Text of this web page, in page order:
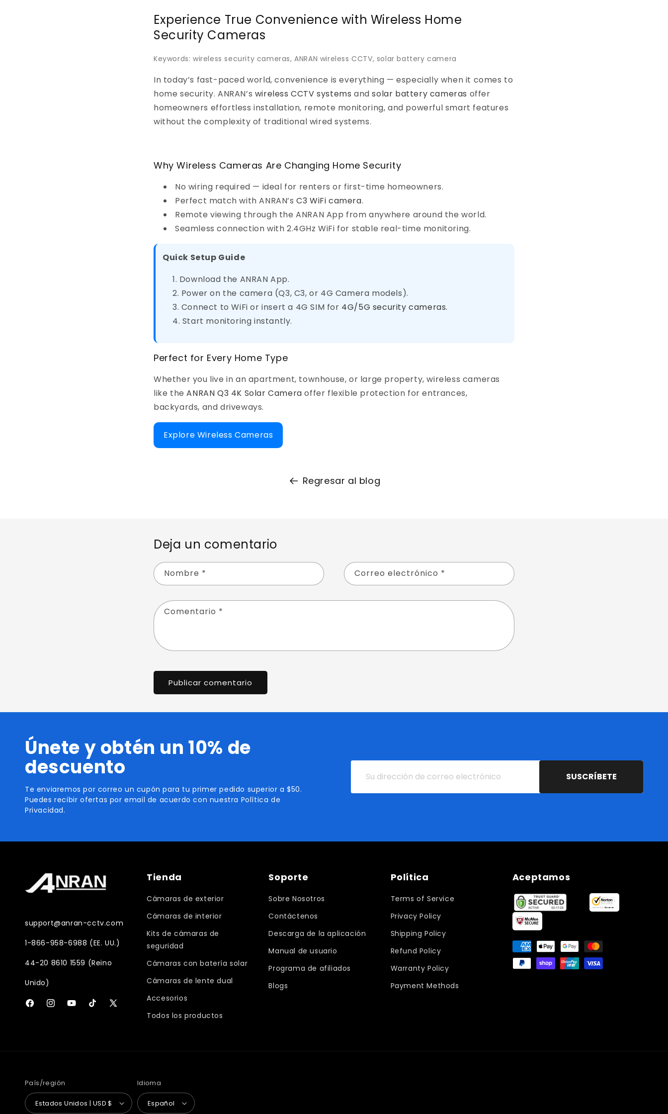
Experience True Convenience with Wireless Home
Security Cameras
Keywords: wireless security cameras, ANRAN wireless CCTV, solar battery camera
In today’s fast-paced world, convenience is everything — especially when it comes to
home security. ANRAN’s wireless CCTV systems andsolar battery cameras offer
homeowners effortless installation, remote monitoring, and powerful smart features
without the complexity of traditional wired systems.
Why Wireless Cameras Are Changing Home Security
No wiring required — ideal for renters or first-time homeowners.
Perfect match with ANRAN’sC3 WiFi camera.
Remote viewing through the ANRAN App from anywhere around the world.
Seamless connection with 2.4GHz WiFi for stable real-time monitoring.
Quick Setup Guide
Download the ANRAN App.
Power on the camera (Q3, C3, or 4G Camera models).
Connect to WiFi or insert a 4G SIM for 4G/5G security cameras.
Start monitoring instantly.
Perfect for Every Home Type
Whether you live in an apartment, townhouse, or large property, wireless cameras
like theANRAN Q3 4K Solar Camera offer flexible protection for entrances,
backyards, and driveways.
Explore Wireless Cameras
Regresar al blog
Deja un comentario
Nombre * Correo electrónico *
Comentario *
Únete y obtén un 10% de
descuento
dirección
de
SUSCRÍBETE
Te enviaremos por correo un cupón para tu primer pedido superior a $50.
Puedes recibir ofertas por email de acuerdo con nuestra Política de
Privacidad.
support@anran-cctv.com
1-866-958-6988 (EE. UU.)
44-20 8610 1559 (Reino
Unido)
FacebookInstagramYouTubeTikTokX
Tienda
Cámaras de exterior
Cámaras de interior
Kits de cámaras de
seguridad
Cámaras con batería solar
Cámaras de lente dual
Accesorios
Todos los productos
Soporte
Sobre Nosotros
Contáctenos
Descarga de la aplicación
Manual de usuario
Programa de afiliados
Blogs
Política
Terms of Service
Privacy Policy
Shipping Policy
Refund Policy
Warranty Policy
Payment Methods
Aceptamos
Formas
de
pago
País/región
Estados Unidos | USD $
Idioma
Español